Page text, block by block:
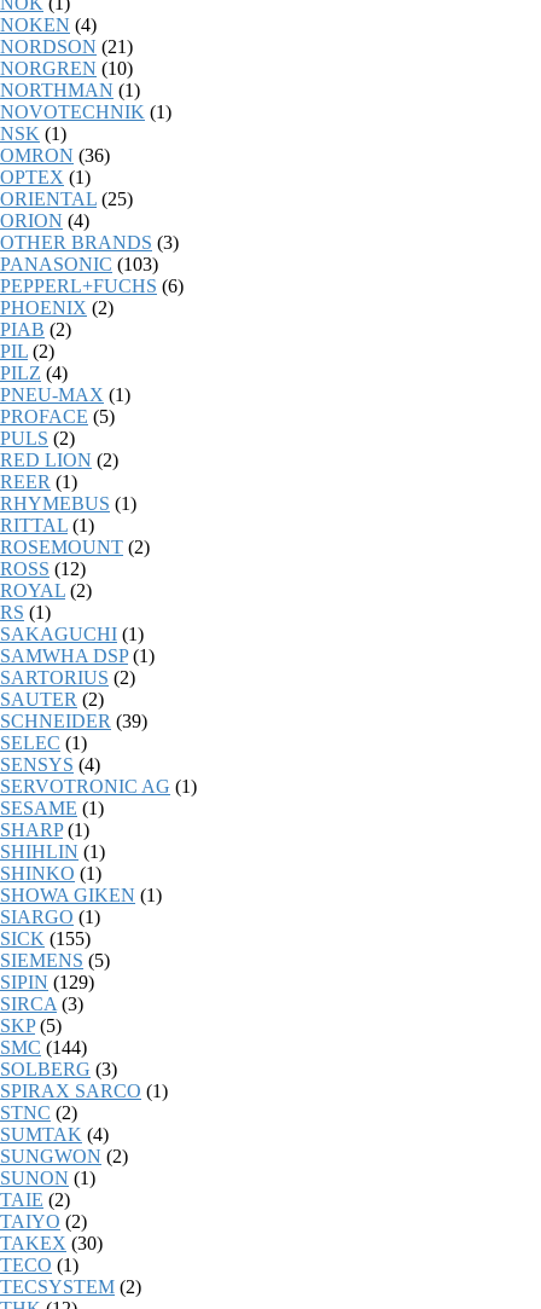
NOKEN (4)
NORDSON (21)
NORGREN (10)
NORTHMAN (1)
NOVOTECHNIK (1)
NSK (1)
OMRON (36)
OPTEX (1)
ORIENTAL (25)
ORION (4)
OTHER BRANDS (3)
PANASONIC (103)
PEPPERL+FUCHS (6)
PHOENIX (2)
PIAB (2)
PIL (2)
PILZ (4)
PNEU-MAX (1)
PROFACE (5)
PULS (2)
RED LION (2)
REER (1)
RHYMEBUS (1)
RITTAL (1)
ROSEMOUNT (2)
ROSS (12)
ROYAL (2)
RS (1)
SAKAGUCHI (1)
SAMWHA DSP (1)
SARTORIUS (2)
SAUTER (2)
SCHNEIDER (39)
SELEC (1)
SENSYS (4)
SERVOTRONIC AG (1)
SESAME (1)
SHARP (1)
SHIHLIN (1)
SHINKO (1)
SHOWA GIKEN (1)
SIARGO (1)
SICK (155)
SIEMENS (5)
SIPIN (129)
SIRCA (3)
SKP (5)
SMC (144)
SOLBERG (3)
SPIRAX SARCO (1)
STNC (2)
SUMTAK (4)
SUNGWON (2)
SUNON (1)
TAIE (2)
TAIYO (2)
TAKEX (30)
TECO (1)
TECSYSTEM (2)